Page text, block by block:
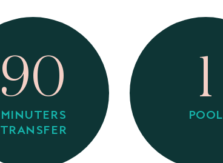
90
MINUTERS
TRANSFER
1
POOL